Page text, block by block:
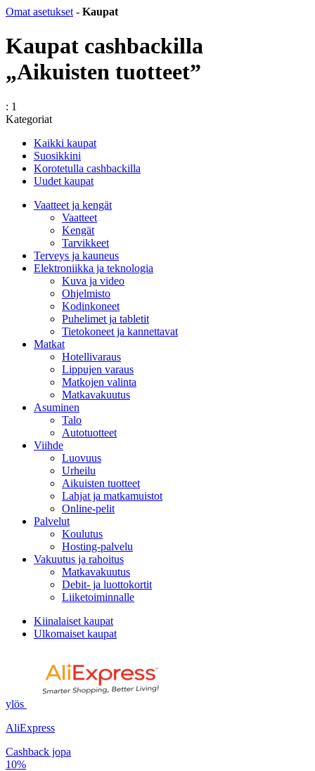
Omat asetukset - Kaupat
Kaupat cashbackilla
„Aikuisten tuotteet”
: 1
Kategoriat
Kaikki kaupat
Suosikkini
Korotetulla cashbackilla
Uudet kaupat
Vaatteet ja kengät
Vaatteet
Kengät
Tarvikkeet
Terveys ja kauneus
Elektroniikka ja teknologia
Kuva ja video
Ohjelmisto
Kodinkoneet
Puhelimet ja tabletit
Tietokoneet ja kannettavat
Matkat
Hotellivaraus
Lippujen varaus
Matkojen valinta
Matkavakuutus
Asuminen
Talo
Autotuotteet
Viihde
Luovuus
Urheilu
Aikuisten tuotteet
Lahjat ja matkamuistot
Online-pelit
Palvelut
Koulutus
Hosting-palvelu
Vakuutus ja rahoitus
Matkavakuutus
Debit- ja luottokortit
Liiketoiminnalle
Kiinalaiset kaupat
Ulkomaiset kaupat
ylös
AliExpress
Cashback jopa
10%